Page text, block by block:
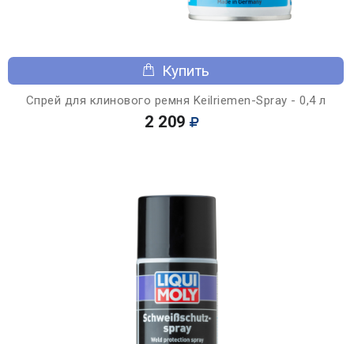
Купить
Спрей для клинового ремня Keilriemen-Spray - 0,4 л
2 209